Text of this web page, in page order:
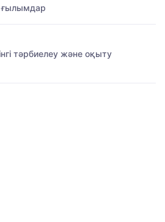
ғылымдар
тәрбиелеу және оқыту